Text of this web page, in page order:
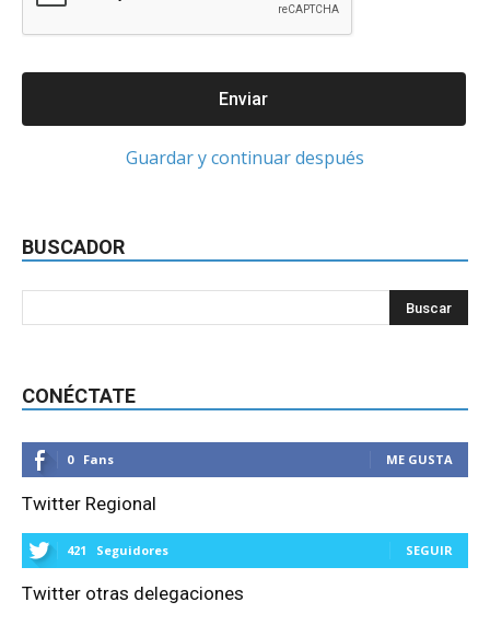
Guardar y continuar después
BUSCADOR
CONÉCTATE
0 Fans ME GUSTA
Twitter Regional
421 Seguidores SEGUIR
Twitter otras delegaciones